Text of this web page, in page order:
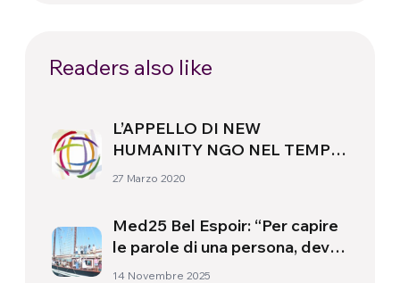
Readers also like
L’APPELLO DI NEW
HUMANITY NGO NEL TEMPO
DELLA PANDEMIA
27 Marzo 2020
Med25 Bel Espoir: “Per capire
le parole di una persona, devi
conoscere le esperienze che
14 Novembre 2025